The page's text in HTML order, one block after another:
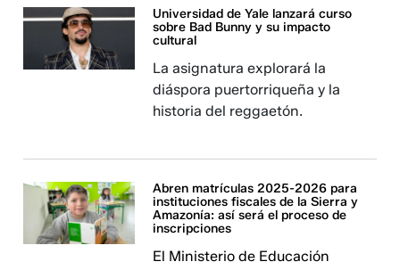
Universidad de Yale lanzará curso
sobre Bad Bunny y su impacto
cultural
La asignatura explorará la
diáspora puertorriqueña y la
historia del reggaetón.
Abren matrículas 2025-2026 para
instituciones fiscales de la Sierra y
Amazonía: así será el proceso de
inscripciones
El Ministerio de Educación